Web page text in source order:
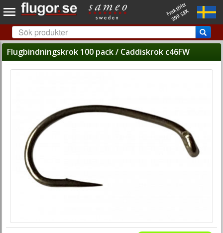
Fraktfritt
399 SEK
Flugbindningskrok 100 pack / Caddiskrok c46FW